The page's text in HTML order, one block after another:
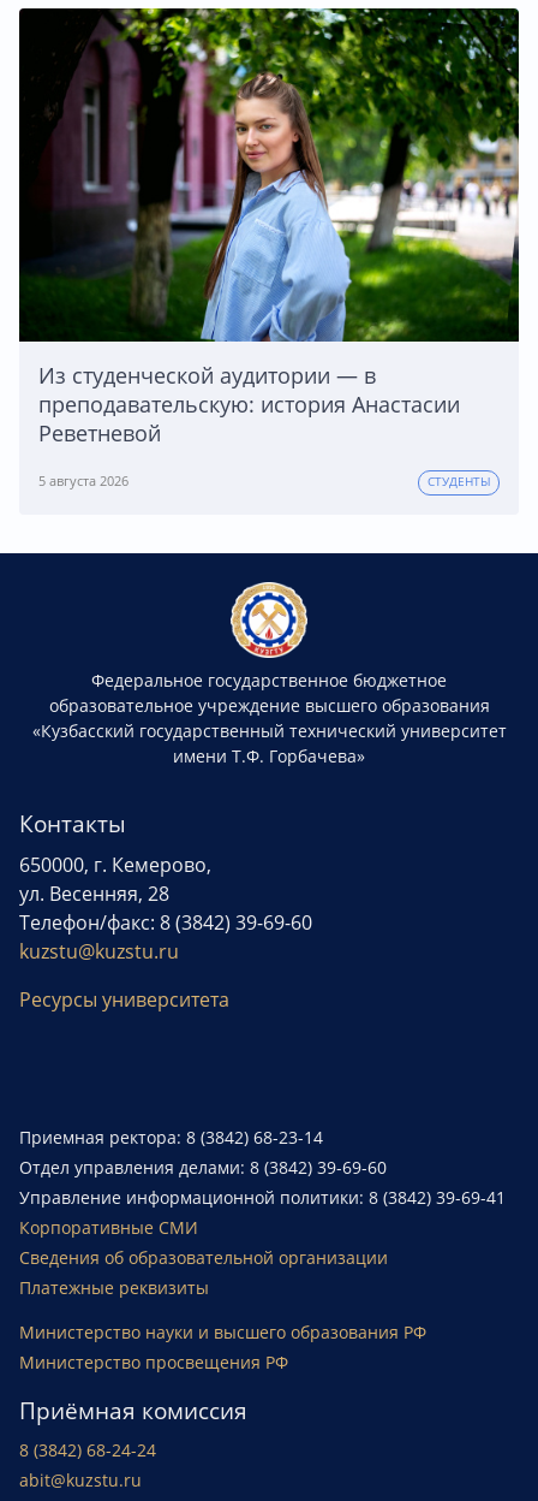
Из студенческой аудитории — в
преподавательскую: история Анастасии
Реветневой
5 августа 2026 СТУДЕНТЫ
Федеральное государственное бюджетное
образовательное учреждение высшего образования
«Кузбасский государственный технический университет
имени Т.Ф. Горбачева»
Контакты
650000, г. Кемерово,
ул. Весенняя, 28
Телефон/факс: 8 (3842) 39-69-60
kuzstu@kuzstu.ru
Ресурсы университета
Приемная ректора: 8 (3842) 68-23-14
Отдел управления делами: 8 (3842) 39-69-60
Управление информационной политики: 8 (3842) 39-69-41
Корпоративные СМИ
Сведения об образовательной организации
Платежные реквизиты
Министерство науки и высшего образования РФ
Министерство просвещения РФ
Приёмная комиссия
8 (3842) 68-24-24
abit@kuzstu.ru